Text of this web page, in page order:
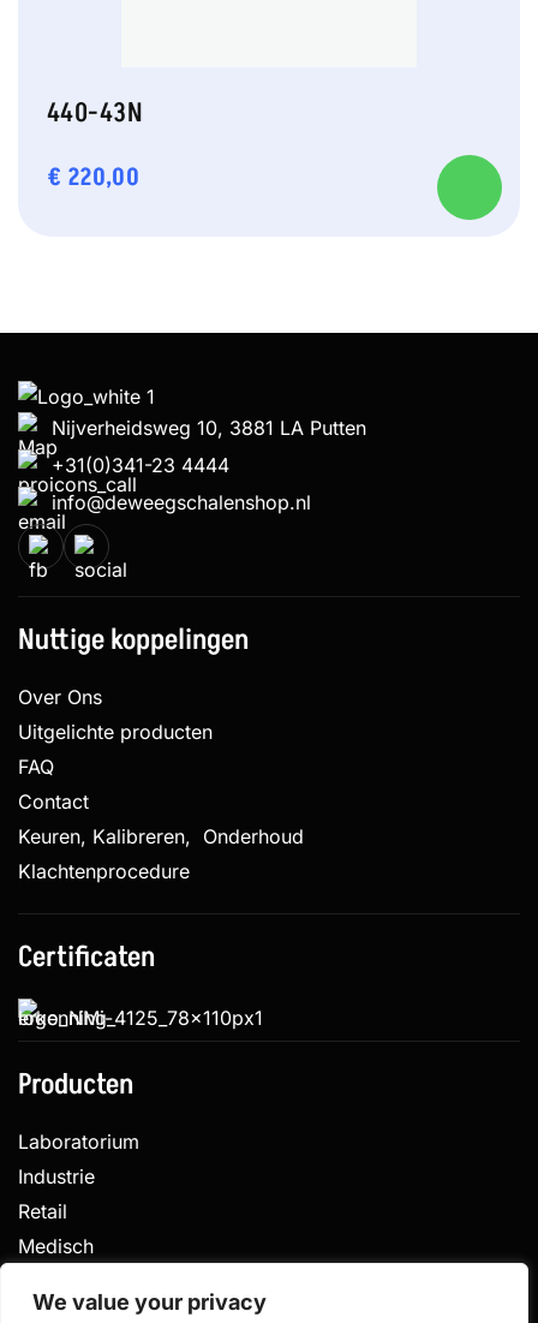
We value your privacy
440-43N
€ 220,00
Nijverheidsweg 10, 3881 LA Putten
+31(0)341-23 4444
info@deweegschalenshop.nl
Nuttige koppelingen
Over Ons
Uitgelichte producten
FAQ
Contact
Keuren, Kalibreren, Onderhoud
Klachtenprocedure
Certificaten
Producten
Laboratorium
Industrie
Retail
Medisch